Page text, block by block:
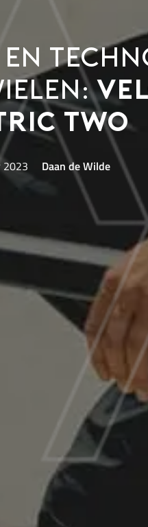
Two
2023 Daan de Wilde